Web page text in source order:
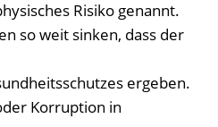
Risiko genannt.
so weit sinken, dass der
ergeben.
Korruption in